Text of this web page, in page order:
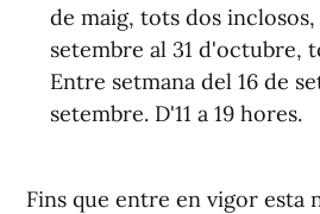
de maig, tots dos inclosos,
setembre al 31 d'octubre,
Entre setmana del 16 de
setembre. D'11 a 19 hores.
Fins que entre en vigor esta